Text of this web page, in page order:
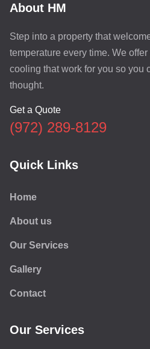
About HM
Step into a property that
temperature every time. We
cooling that work for you so you
thought.
Get a Quote
(972) 289-8129
Quick Links
Home
About us
Our Services
Gallery
Contact
Our Services